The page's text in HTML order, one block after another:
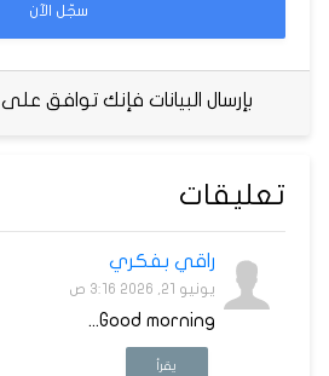
سجّل الآن
بإرسال البيانات فإنك توافق على
تعليقات
راقي بفكري
يونيو 21, 2026 3:16 ص
Good morning...
يقرأ